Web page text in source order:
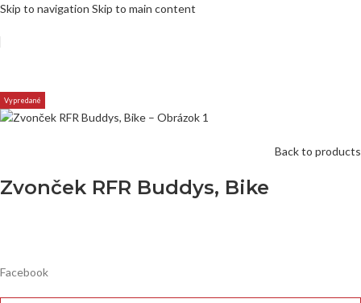
Skip to navigation Skip to main content
Vypredané
Back to products
Zvonček RFR Buddys, Bike
Facebook